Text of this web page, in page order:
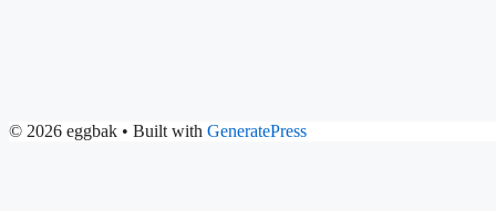
© 2026 eggbak • Built with GeneratePress